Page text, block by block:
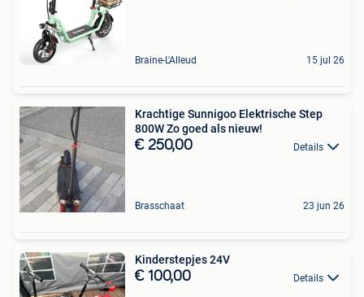
Braine-L'Alleud 15 jul 26
Krachtige Sunnigoo Elektrische Step
800W Zo goed als nieuw!
€ 250,00 Details
Brasschaat 23 jun 26
Kinderstepjes 24V
€ 100,00 Details